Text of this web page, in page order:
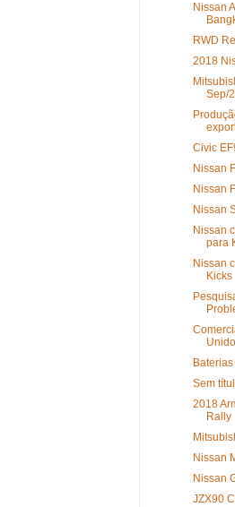
Nissan
RWD
2018
Sep/
Civic
Nissan
Nissan
Nissan
Nissan
para
Nissan
Kicks
Unido
Sem
2018
Rally
Nissan
Nissan
JZX90